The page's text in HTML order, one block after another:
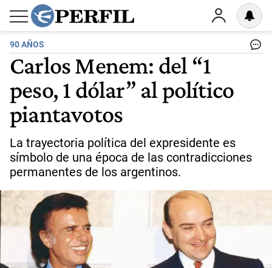
90 AÑOS
Carlos Menem: del “1
peso, 1 dólar” al político
piantavotos
La trayectoria política del expresidente es
símbolo de una época de las contradicciones
permanentes de los argentinos.